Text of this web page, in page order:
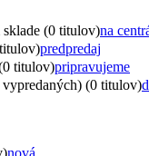
sklade (0 titulov)na
predpredaj
titulov)pripravujeme
vypredaných) (0 titulov)
nová